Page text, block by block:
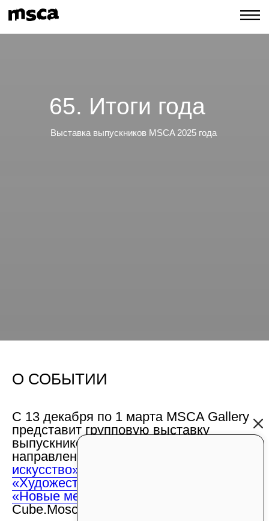
65. Итоги года
Выставка выпускников MSCA 2025 года
О СОБЫТИИ
С 13 декабря по 1 марта MSCA Gallery
представит групповую выставку
выпускников 2025 года по
направлениям
искусство»
«Художественная практика онлайн»
«Новые медиа»
Cube.Moscow.